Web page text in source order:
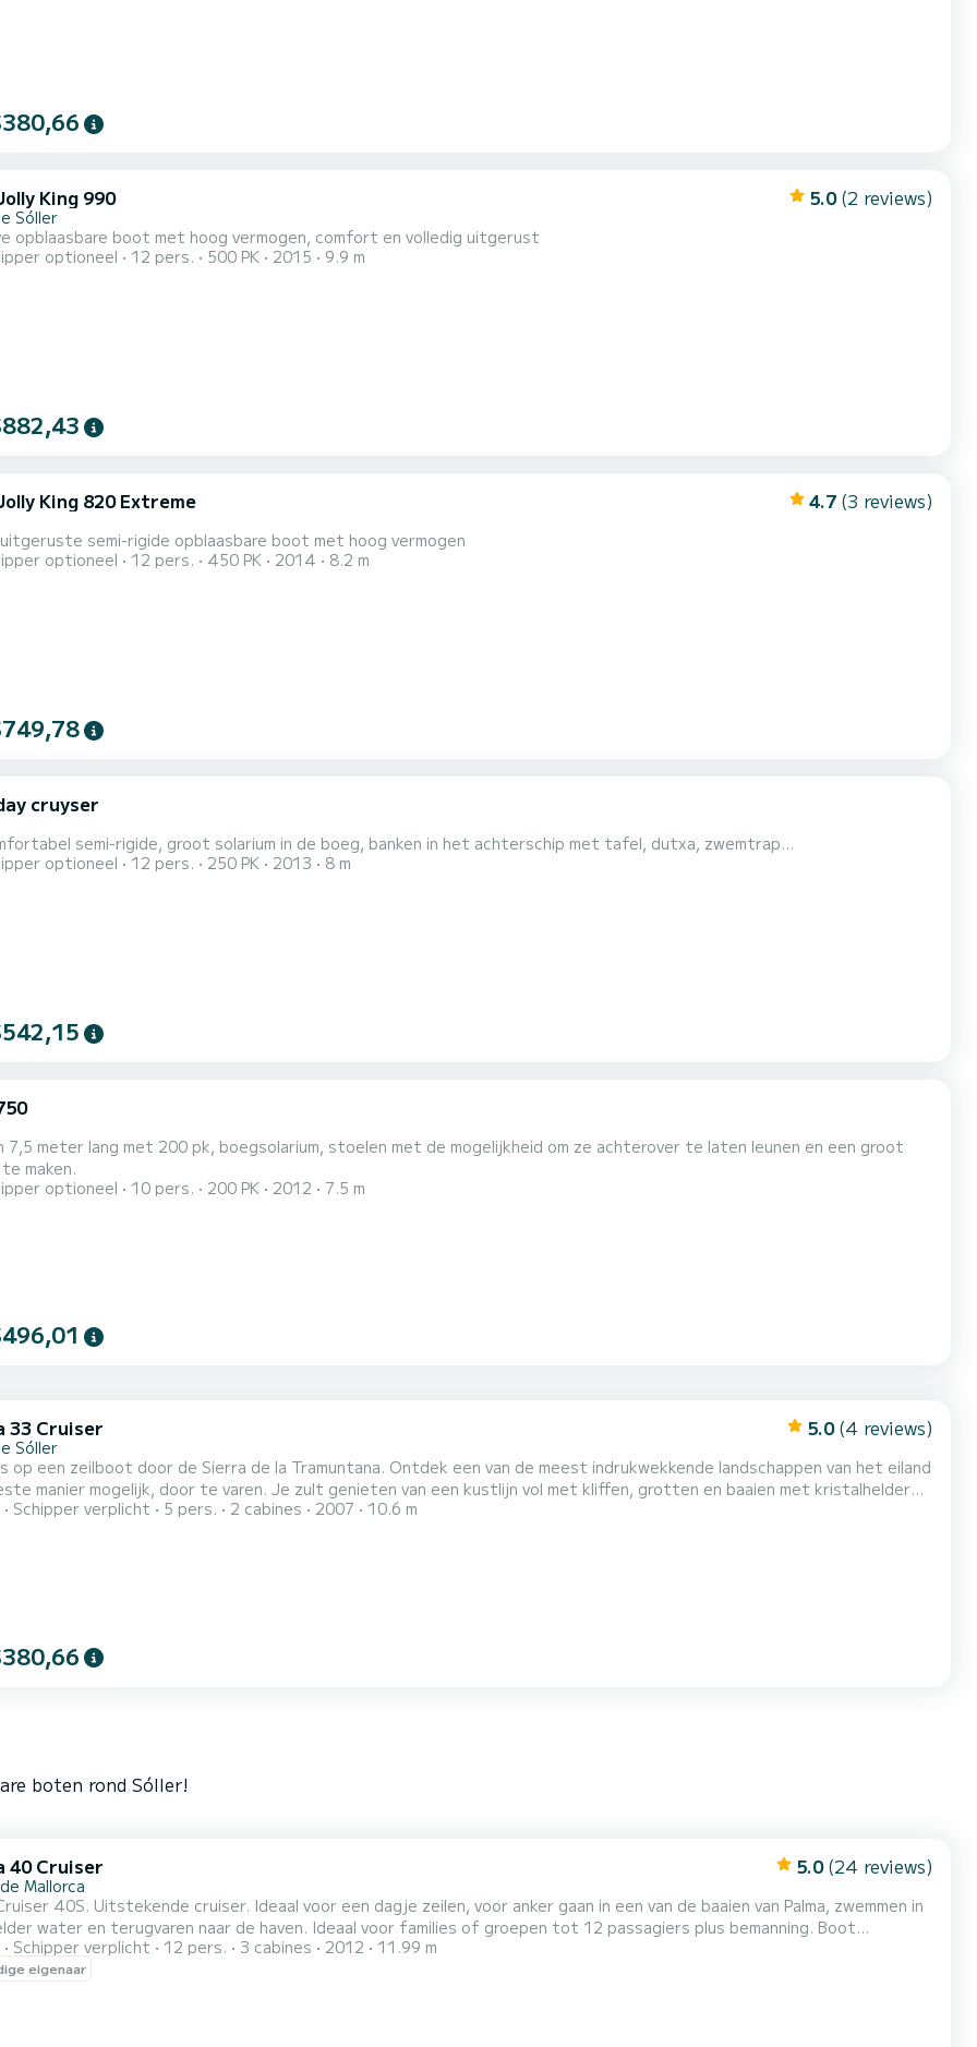
King 990 5.0 (2 reviews)
Sóller
opblaasbare boot met hoog vermogen, comfort en volledig uitgerust
optioneel 12 pers. 500 PK 2015 9.9 m
King 820 Extreme 4.7 (3 reviews)
semi-rigide opblaasbare boot met hoog vermogen
optioneel 12 pers. 450 PK 2014 8.2 m
cruyser
semi-rigide, groot solarium in de boeg, banken in het achterschip met tafel, dutxa, zwemtrap...
optioneel 12 pers. 250 PK 2013 8 m
7,5 meter lang met 200 pk, boegsolarium, stoelen met de mogelijkheid om ze achterover te laten leunen en een groot
maken.
optioneel 10 pers. 200 PK 2012 7.5 m
33 Cruiser 5.0 (4 reviews)
Sóller
op een zeilboot door de Sierra de la Tramuntana. Ontdek een van de meest indrukwekkende landschappen van het eiland
manier mogelijk, door te varen. Je zult genieten van een kustlijn vol met kliffen, grotten en baaien met kristalhelder
interieur van de boot heeft twee hutten, een badkamer en een koelkast. Op het dek kun je genieten van de zon aan
Schipper verplicht 5 pers. 2 cabines 2007 10.6 m
boten rond Sóller!
40 Cruiser 5.0 (24 reviews)
Mallorca
40S. Uitstekende cruiser. Ideaal voor een dagje zeilen, voor anker gaan in een van de baaien van Palma, zwemmen in
water en terugvaren naar de haven. Ideaal voor families of groepen tot 12 passagiers plus bemanning. Boot
met registratienummer: (gegevens verborgen) De thuishaven is Club de Mar, aan de Paseo Marítimo in de stad Palma
de Mallorca. De prijs van 400€ is voor een groep van maximaal 6 personen voor halve dag (4 uur). Bij deze prijzen moet...
Schipper verplicht 12 pers. 3 cabines 2012 11.99 m
eigenaar